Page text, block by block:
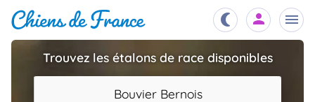
Chiots
Trouvez les étalons de race disponibles
Bouvier Bernois